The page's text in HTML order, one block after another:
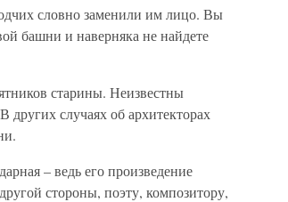
словно заменили им лицо. Вы
башни и наверняка не найдете
старины. Неизвестны
случаях об архитекторах
– ведь его произведение
стороны, поэту, композитору,